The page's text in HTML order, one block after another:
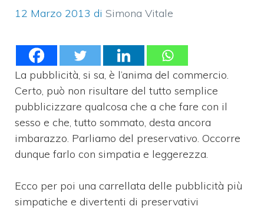
12 Marzo 2013 di Simona Vitale
La pubblicità, si sa, è l’anima del commercio.
Certo, può non risultare del tutto semplice
pubblicizzare qualcosa che a che fare con il
sesso e che, tutto sommato, desta ancora
imbarazzo. Parliamo del preservativo. Occorre
dunque farlo con simpatia e leggerezza.
Ecco per poi una carrellata delle pubblicità più
simpatiche e divertenti di preservativi